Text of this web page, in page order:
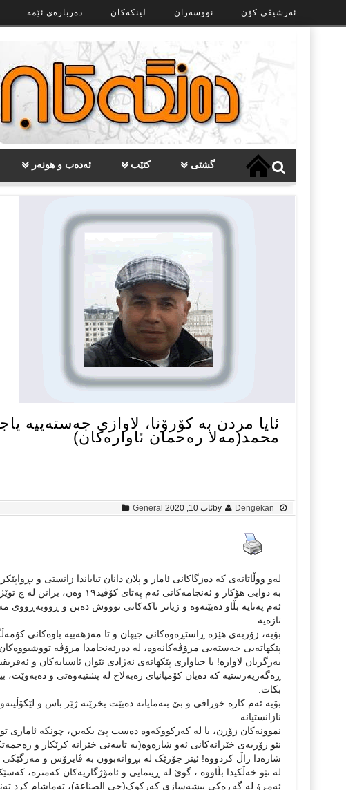
ئەرشیڤی کۆن نووسەران لینکەکان دەربارەی ئێمە
گشتی کتێب ئەدەب و هونەر
ئایا مردن بە کۆرۆنا، لاوازی جەستەییە
محمد(مەلا رەحمان ئاوارەکان)
by Dengekan ئاب 10, 2020 General
لەو ووڵاتانەی کە دەزگاکانی ئامار و پلان دانان تیایاندا زانستی و
بە دوایی هۆکار و
ئەم پەتایە بڵاو دەبێتەوە و زیاتر تاکەکانی توووش دەبن و
تازەیە.
بۆیە، زۆربەی هێزە ڕاستڕەوەکانی جیهان و تا مەزهەبیە باوەکانی
پێکهاتەیی جەستەیی مرۆڤەکانەوە، لە دەرئەنجامدا مرۆڤە
بەرگریان لاوازە! یا جیاوازی پێکهاتەی نەژادی نێوان ئاسیایەکان و
ڕەگەزپەرستیە کە دەیان کۆمپانیای زەبەلاح لە پشتیەوەتی و
بکات.
بۆیە ئەم کارە خورافی و بێ بنەمایانە دەبێت بخرێنە ژێر باس و
نازانستیانە.
نموونەکان زۆرن، با لە کەرکووکەوە دەست پێ بکەین، چونکە ئاماری
نێو زۆربەی خێزانەکانی ئەو شارەوە(بە تایبەتی خێزانە کرێکار و
شارەدا زاڵ کردووە! ئیتر جۆرێک لە بڕوانەبوون بە ڤایرۆس و
لە نێو خەڵکیدا بڵاووە ، گوێ لە ڕینمایی و ئامۆژگاریەکان کەمترە،